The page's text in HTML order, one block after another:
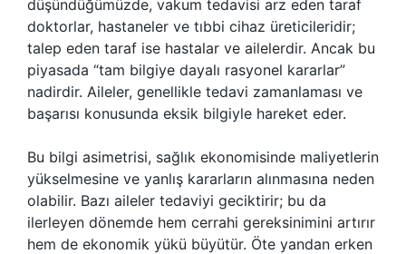
düşündüğümüzde, vakum tedavisi arz eden taraf
doktorlar, hastaneler ve tıbbi cihaz üreticileridir;
talep eden taraf ise hastalar ve ailelerdir. Ancak bu
piyasada “tam bilgiye dayalı rasyonel kararlar”
nadirdir. Aileler, genellikle tedavi zamanlaması ve
başarısı konusunda eksik bilgiyle hareket eder.
Bu bilgi asimetrisi, sağlık ekonomisinde maliyetlerin
yükselmesine ve yanlış kararların alınmasına neden
olabilir. Bazı aileler tedaviyi geciktirir; bu da
ilerleyen dönemde hem cerrahi gereksinimini artırır
hem de ekonomik yükü büyütür. Öte yandan erken